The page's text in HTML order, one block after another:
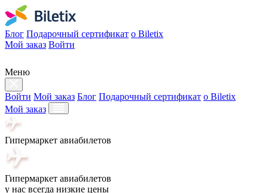
Блог Подарочный сертификат о Biletix
Мой заказ Войти
Меню
Войти Мой заказ Блог Подарочный сертификат о Biletix
Мой заказ
Гипермаркет авиабилетов
Гипермаркет авиабилетов
у нас всегда низкие цены